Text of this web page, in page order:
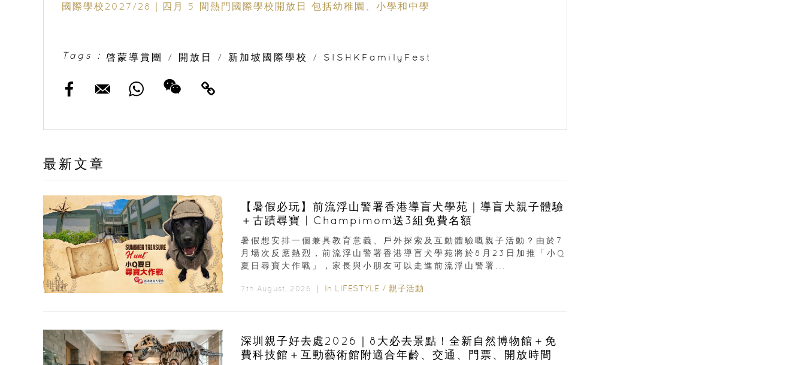
國際學校2027/28｜四月 5 間熱門國際學校開放日 包括幼稚園、小學和中學
Tags : 啓蒙導賞團 / 開放日 / 新加坡國際學校 / SISHKFamilyFest
最新文章
【暑假必玩】前流浮山警署香港導盲犬學苑｜導盲犬親子體驗
＋古蹟尋寶 | Champimom送3組免費名額
暑假想安排一個兼具教育意義、戶外探索及互動體驗嘅親子活動？由於7
月場次反應熱烈，前流浮山警署香港導盲犬學苑將於8月23日加推「小Q
夏日尋寶大作戰」，家長與小朋友可以走進前流浮山警署...
7th August, 2026 ｜ In LIFESTYLE / 親子活動
深圳親子好去處2026｜8大必去景點！全新自然博物館＋免
費科技館＋互動藝術館附適合年齡、交通、門票、開放時間